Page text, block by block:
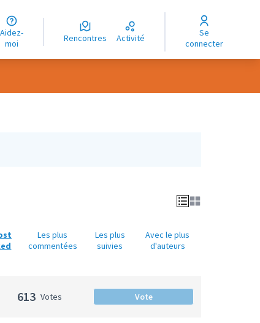
Aidez-
moi
Rencontres Activité
Se
connecter
Les plus
commentées
Les plus
suivies
Avec le plus
d'auteurs
613 Votes Vote